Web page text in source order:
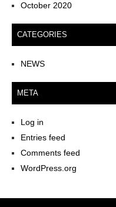
October 2020
CATEGORIES
NEWS
META
Log in
Entries feed
Comments feed
WordPress.org